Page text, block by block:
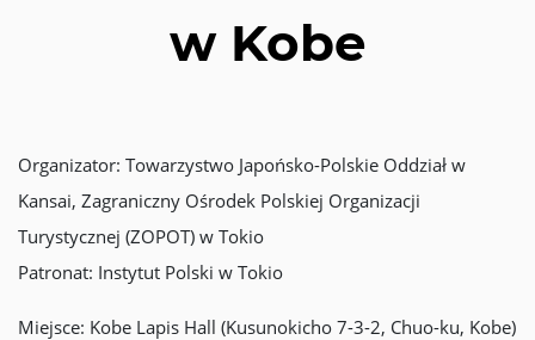
w Kobe
Organizator: Towarzystwo Japońsko-Polskie Oddział w
Kansai, Zagraniczny Ośrodek Polskiej Organizacji
Turystycznej (ZOPOT) w Tokio
Patronat: Instytut Polski w Tokio
Miejsce: Kobe Lapis Hall (Kusunokicho 7-3-2, Chuo-ku, Kobe)